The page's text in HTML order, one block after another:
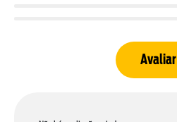
Avaliar